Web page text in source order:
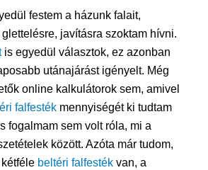
festem a házunk falait,
javításra szoktam hívni.
is egyedül választok, ez azonban
utánajárást igényelt. Még
online kalkulátorok sem, amivel
falfestékmennyiségét ki tudtam
fogalmam sem volt róla, mi a
között. Azóta már tudom,
beltéri falfestékvan, a